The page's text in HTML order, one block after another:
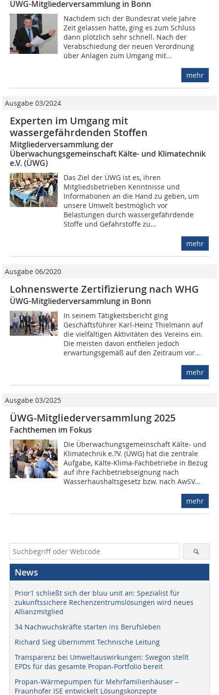
ÜWG-Mitgliederversammlung in Bonn
Nachdem sich der Bundesrat viele Jahre
Zeit gelassen hatte, ging es zum Schluss
dann plötzlich sehr schnell. Nach der
Verabschiedung der neuen Verordnung
über Anlagen zum Umgang mit...
mehr
Ausgabe 03/2024
Experten im Umgang mit
wassergefährdenden Stoffen
Mitgliederversammlung der
Überwachungsgemeinschaft Kälte- und Klimatechnik
e.V. (ÜWG)
Das Ziel der ÜWG ist es, ihren
Mitgliedsbetrieben Kenntnisse und
Informationen an die Hand zu geben, um
unsere Umwelt bestmöglich vor
Belastungen durch wassergefährdende
Stoffe und Gefahrstoffe zu...
mehr
Ausgabe 06/2020
Lohnenswerte Zertifizierung nach WHG
ÜWG-Mitgliederversammlung in Bonn
In seinem Tätigkeitsbericht ging
Geschäftsführer Karl-Heinz Thielmann auf
die vielfältigen Aktivitäten des Vereins ein.
Die meisten davon entfielen jedoch
erwartungsgemäß auf den Zeitraum vor...
mehr
Ausgabe 03/2025
ÜWG-Mitgliederversammlung 2025
Fachthemen im Fokus
Die Überwachungsgemeinschaft Kälte- und
Klimatechnik e.?V. (ÜWG) hat die zentrale
Aufgabe, Kälte-Klima-Fachbetriebe in Bezug
auf ihre Fachbetriebseignung nach
Wasserhaushaltsgesetz bzw. nach AwSV...
mehr
News
Prior1 schließt sich der bluu unit an: Spezialist für
zukunftssichere Rechenzentrumslösungen wird neues
Allianzmitglied
34 Nachwuchskräfte starten ins Berufsleben
Richard Sieg übernimmt Technische Leitung
Transparenz bei Umweltauswirkungen: Swegon stellt
EPDs für das gesamte Propan-Portfolio bereit
Propan-Wärmepumpen für Mehrfamilienhäuser –
Fraunhofer ISE entwickelt Lösungskonzepte